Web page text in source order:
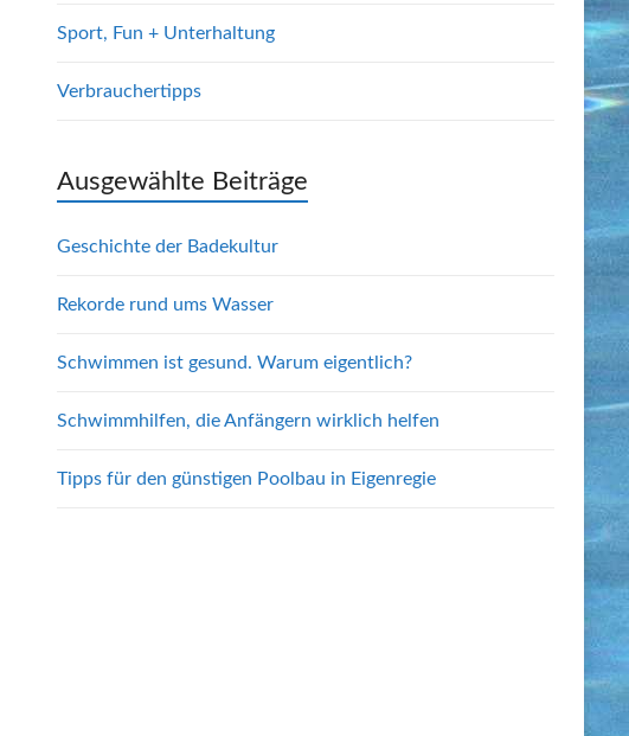
Sport, Fun + Unterhaltung
Verbrauchertipps
Ausgewählte Beiträge
Geschichte der Badekultur
Rekorde rund ums Wasser
Schwimmen ist gesund. Warum eigentlich?
Schwimmhilfen, die Anfängern wirklich helfen
Tipps für den günstigen Poolbau in Eigenregie